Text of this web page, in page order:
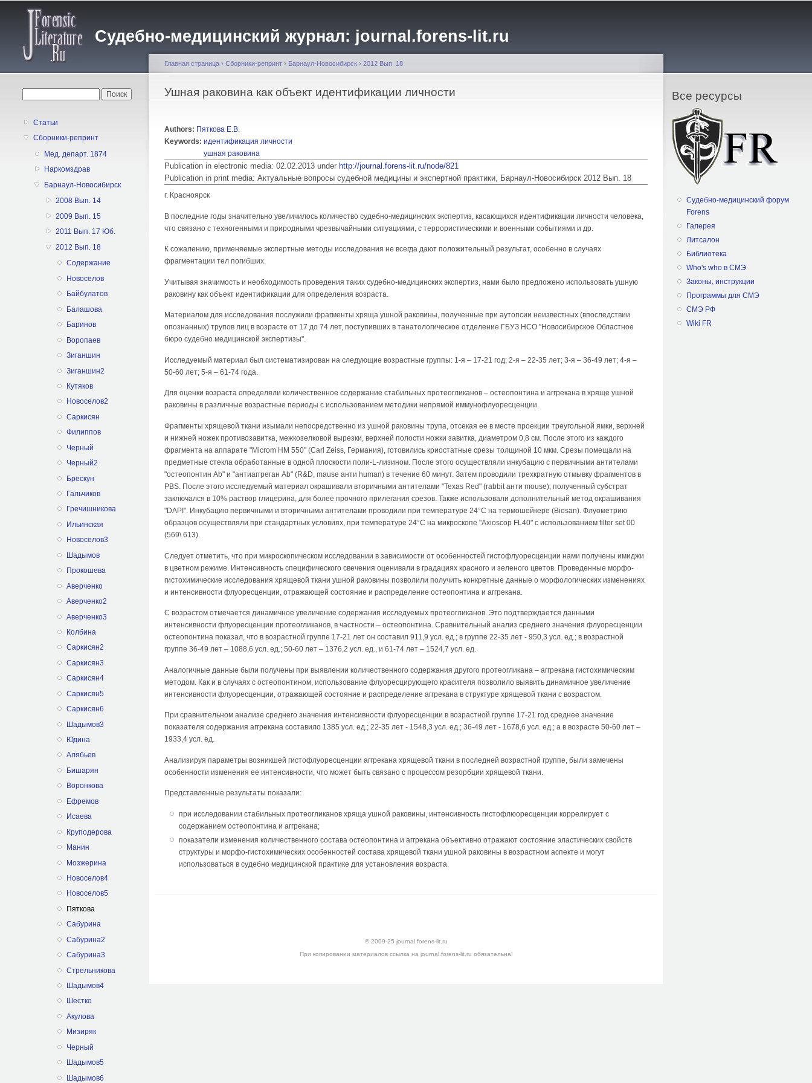
содержанию
Судебно-медицинский журнал: journal.forens-lit.ru
Статьи
Сборники-репринт
Мед. департ. 1874
Наркомздрав
Барнаул-Новосибирск
2008 Вып. 14
2009 Вып. 15
2011 Вып. 17 Юб.
2012 Вып. 18
Содержание
Новоселов
Байбулатов
Балашова
Баринов
Воропаев
Зиганшин
Зиганшин2
Кутяков
Новоселов2
Саркисян
Филиппов
Черный
Черный2
Брескун
Гальчиков
Гречишникова
Ильинская
Новоселов3
Шадымов
Прокошева
Аверченко
Аверченко2
Аверченко3
Колбина
Саркисян2
Саркисян3
Саркисян4
Саркисян5
Саркисян6
Шадымов3
Юдина
Алябьев
Бишарян
Воронкова
Ефремов
Исаева
Круподерова
Манин
Мозжерина
Новоселов4
Новоселов5
Пяткова
Сабурина
Сабурина2
Сабурина3
Стрельникова
Шадымов4
Шестко
Акулова
Мизиряк
Черный
Шадымов5
Шадымов6
Вы здесь
Главная страница › Сборники-репринт › Барнаул-Новосибирск › 2012 Вып. 18
Ушная раковина как объект идентификации личности
Authors: Пяткова Е.В.
Keywords: идентификация личности
ушная раковина
Publication in electronic media: 02.02.2013 under http://journal.forens-lit.ru/node/821
Publication in print media: Актуальные вопросы судебной медицины и экспертной практики, Барнаул-Новосибирск 2012 Вып. 18
г. Красноярск
В последние годы значительно увеличилось количество судебно-медицинских экспертиз, касающихся идентификации личности человека,
что связано с техногенными и природными чрезвычайными ситуациями, с террористическими и военными событиями и др.
К сожалению, применяемые экспертные методы исследования не всегда дают положительный результат, особенно в случаях
фрагментации тел погибших.
Учитывая значимость и необходимость проведения таких судебно-медицинских экспертиз, нами было предложено использовать ушную
раковину как объект идентификации для определения возраста.
Материалом для исследования послужили фрагменты хряща ушной раковины, полученные при аутопсии неизвестных (впоследствии
опознанных) трупов лиц в возрасте от 17 до 74 лет, поступивших в танатологическое отделение ГБУЗ НСО "Новосибирское Областное
бюро судебно медицинской экспертизы".
Исследуемый материал был систематизирован на следующие возрастные группы: 1-я – 17-21 год; 2-я – 22-35 лет; 3-я – 36-49 лет; 4-я –
50-60 лет; 5-я – 61-74 года.
Для оценки возраста определяли количественное содержание стабильных протеогликанов – остеопонтина и аггрекана в хряще ушной
раковины в различные возрастные периоды с использованием методики непрямой иммунофлуоресценции.
Фрагменты хрящевой ткани изымали непосредственно из ушной раковины трупа, отсекая ее в месте проекции треугольной ямки, верхней
и нижней ножек противозавитка, межкозелковой вырезки, верхней полости ножки завитка, диаметром 0,8 см. После этого из каждого
фрагмента на аппарате "Microm НМ 550" (Carl Zeiss, Германия), готовились криостатные срезы толщиной 10 мкм. Срезы помещали на
предметные стекла обработанные в одной плоскости поли-L-лизином. После этого осуществляли инкубацию с первичными антителами
"остеопонтин Аb" и "антиаггреган Ab" (R&D, mause анти human) в течение 60 минут. Затем проводили трехкратную отмывку фрагментов в
PBS. После этого исследуемый материал окрашивали вторичными антителами "Texas Red" (rabbit анти mouse); полученный субстрат
заключался в 10% раствор глицерина, для более прочного прилегания срезов. Также использовали дополнительный метод окрашивания
"DAPI". Инкубацию первичными и вторичными антителами проводили при температуре 24°С на термошейкере (Biosan). Флуометрию
образцов осуществляли при стандартных условиях, при температуре 24°С на микроскопе "Axioscop FL40" с использованием filter set 00
(569\ 613).
Следует отметить, что при микроскопическом исследовании в зависимости от особенностей гистофлуоресценции нами получены имиджи
в цветном режиме. Интенсивность специфического свечения оценивали в градациях красного и зеленого цветов. Проведенные морфо-
гистохимические исследования хрящевой ткани ушной раковины позволили получить конкретные данные о морфологических изменениях
и интенсивности флуоресценции, отражающей состояние и распределение остеопонтина и аггрекана.
С возрастом отмечается динамичное увеличение содержания исследуемых протеогликанов. Это подтверждается данными
интенсивности флуоресценции протеогликанов, в частности – остеопонтина. Сравнительный анализ среднего значения флуоресценции
остеопонтина показал, что в возрастной группе 17-21 лет он составил 911,9 усл. ед.; в группе 22-35 лет - 950,3 усл. ед.; в возрастной
группе 36-49 лет – 1088,6 усл. ед.; 50-60 лет – 1376,2 усл. ед., и 61-74 лет – 1524,7 усл. ед.
Аналогичные данные были получены при выявлении количественного содержания другого протеогликана – аггрекана гистохимическим
методом. Как и в случаях с остеопонтином, использование флуоресцирующего красителя позволило выявить динамичное увеличение
интенсивности флуоресценции, отражающей состояние и распределение аггрекана в структуре хрящевой ткани с возрастом.
При сравнительном анализе среднего значения интенсивности флуоресценции в возрастной группе 17-21 год среднее значение
показателя содержания аггрекана составило 1385 усл. ед.; 22-35 лет - 1548,3 усл. ед.; 36-49 лет - 1678,6 усл. ед.; а в возрасте 50-60 лет –
1933,4 усл. ед.
Анализируя параметры возникшей гистофлуоресценции аггрекана хрящевой ткани в последней возрастной группе, были замечены
особенности изменения ее интенсивности, что может быть связано с процессом резорбции хрящевой ткани.
Представленные результаты показали:
при исследовании стабильных протеогликанов хряща ушной раковины, интенсивность гистофлюоресценции коррелирует с
содержанием остеопонтина и аггрекана;
показатели изменения количественного состава остеопонтина и аггрекана объективно отражают состояние эластических свойств
структуры и морфо-гистохимических особенностей состава хрящевой ткани ушной раковины в возрастном аспекте и могут
использоваться в судебно медицинской практике для установления возраста.
© 2009-25 journal.forens-lit.ru
При копировании материалов ссылка на journal.forens-lit.ru обязательна!
Все ресурсы
Судебно-медицинский форум
Forens
Галерея
Литсалон
Библиотека
Who's who в СМЭ
Законы, инструкции
Программы для СМЭ
СМЭ РФ
Wiki FR